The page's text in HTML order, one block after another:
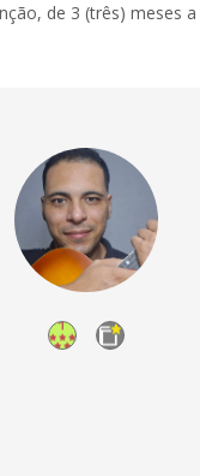
de 3 (três) meses